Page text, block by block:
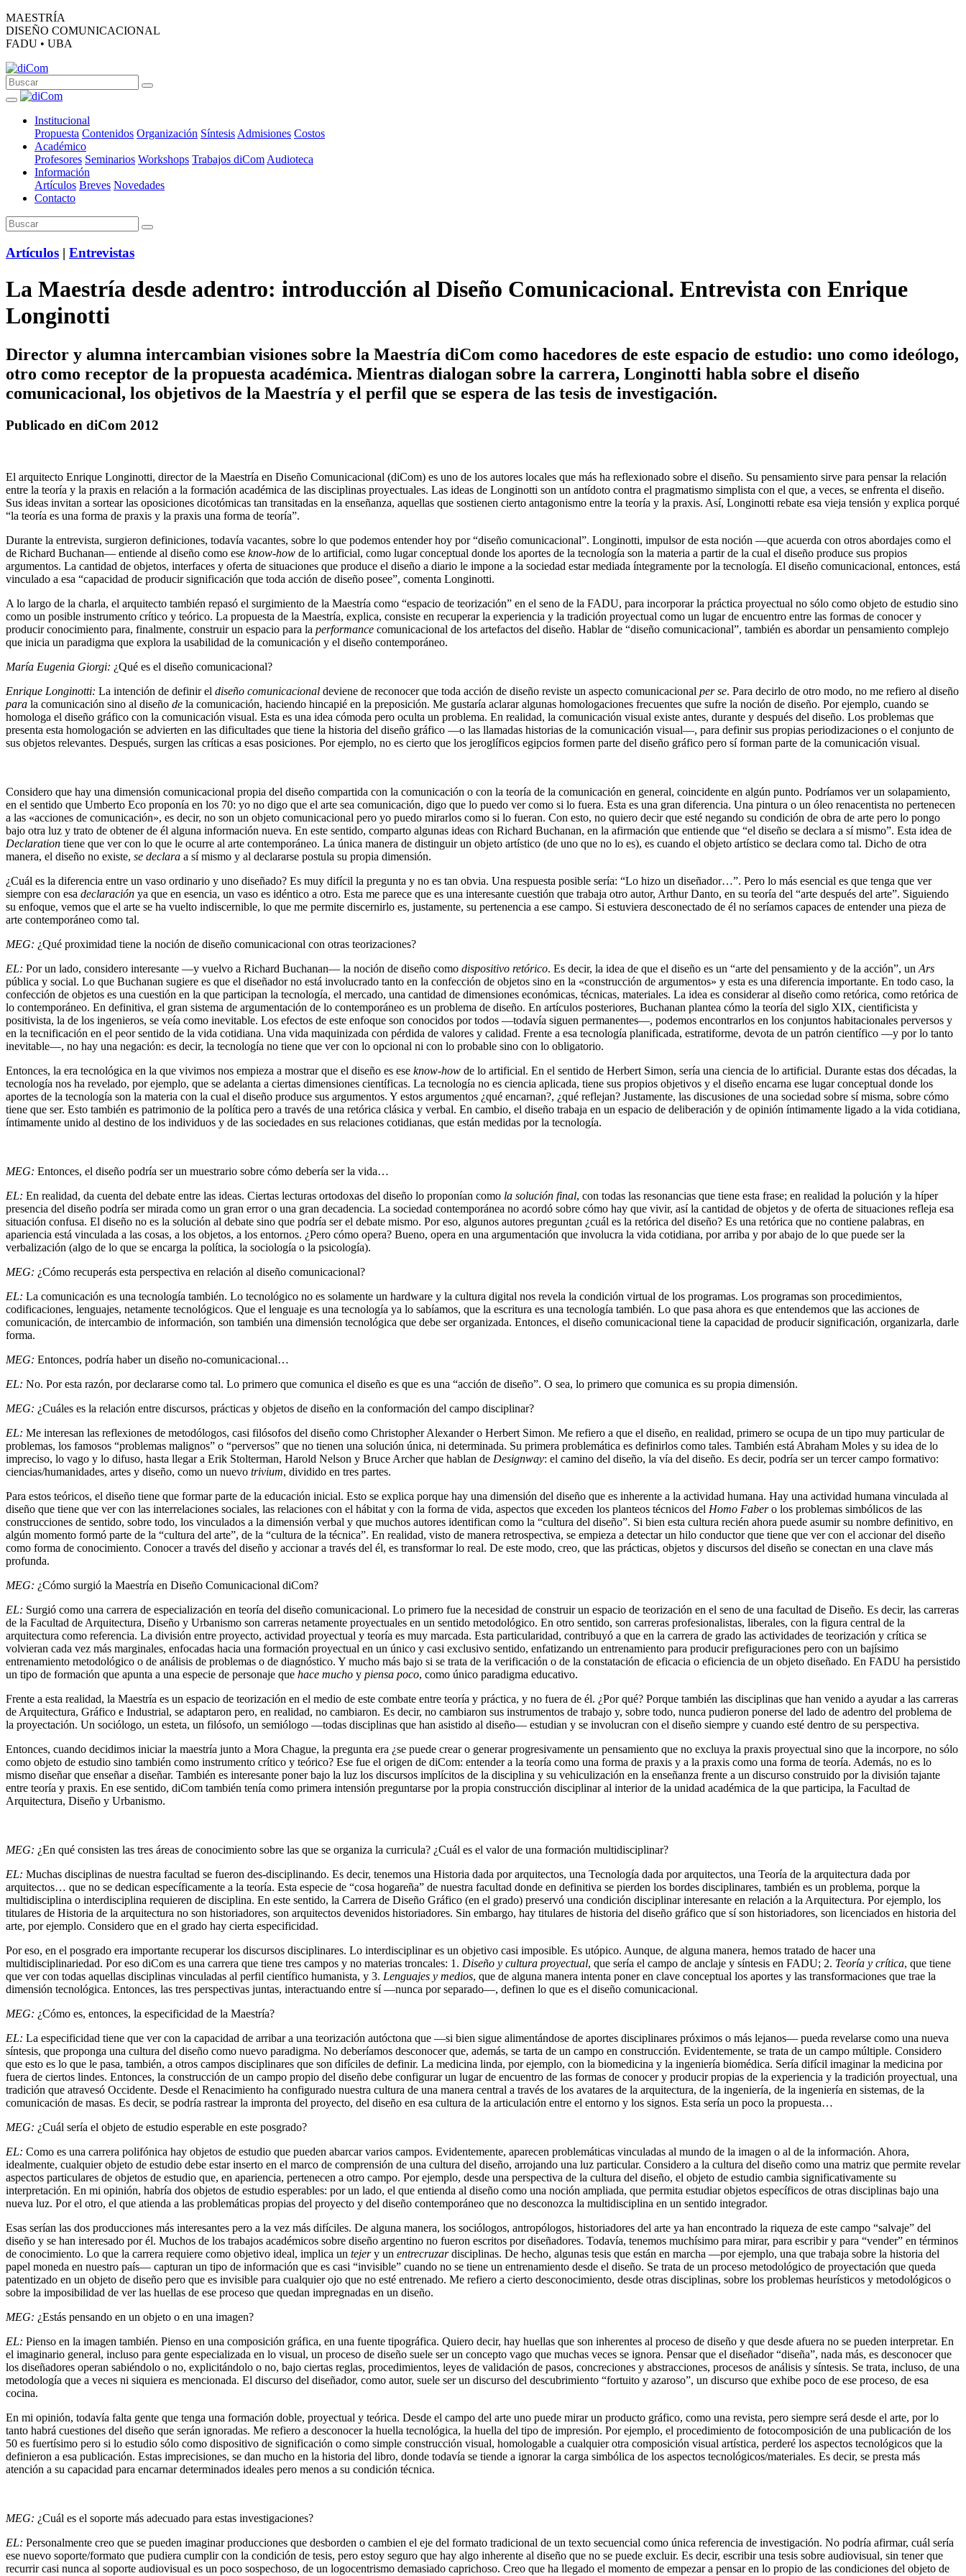
MAESTRÍA
DISEÑO COMUNICACIONAL
FADU • UBA
Institucional
Propuesta Contenidos Organización Síntesis Admisiones Costos
Académico
Profesores Seminarios Workshops Trabajos diCom Audioteca
Información
Artículos Breves Novedades
Contacto
Artículos | Entrevistas
La Maestría desde adentro: introducción al Diseño Comunicacional. Entrevista con Enrique
Longinotti
Director y alumna intercambian visiones sobre la Maestría diCom como hacedores de este espacio de estudio: uno como ideólogo,
otro como receptor de la propuesta académica. Mientras dialogan sobre la carrera, Longinotti habla sobre el diseño
comunicacional, los objetivos de la Maestría y el perfil que se espera de las tesis de investigación.
Publicado en diCom 2012
El arquitecto Enrique Longinotti, director de la Maestría en Diseño Comunicacional (diCom) es uno de los autores locales que más ha reflexionado sobre el diseño. Su pensamiento sirve para pensar la relación
entre la teoría y la praxis en relación a la formación académica de las disciplinas proyectuales. Las ideas de Longinotti son un antídoto contra el pragmatismo simplista con el que, a veces, se enfrenta el diseño.
Sus ideas invitan a sortear las oposiciones dicotómicas tan transitadas en la enseñanza, aquellas que sostienen cierto antagonismo entre la teoría y la praxis. Así, Longinotti rebate esa vieja tensión y explica porqué
“la teoría es una forma de praxis y la praxis una forma de teoría”.
Durante la entrevista, surgieron definiciones, todavía vacantes, sobre lo que podemos entender hoy por “diseño comunicacional”. Longinotti, impulsor de esta noción —que acuerda con otros abordajes como el
de Richard Buchanan— entiende al diseño como ese know-how de lo artificial, como lugar conceptual donde los aportes de la tecnología son la materia a partir de la cual el diseño produce sus propios
argumentos. La cantidad de objetos, interfaces y oferta de situaciones que produce el diseño a diario le impone a la sociedad estar mediada íntegramente por la tecnología. El diseño comunicacional, entonces, está
vinculado a esa “capacidad de producir significación que toda acción de diseño posee”, comenta Longinotti.
A lo largo de la charla, el arquitecto también repasó el surgimiento de la Maestría como “espacio de teorización” en el seno de la FADU, para incorporar la práctica proyectual no sólo como objeto de estudio sino
como un posible instrumento crítico y teórico. La propuesta de la Maestría, explica, consiste en recuperar la experiencia y la tradición proyectual como un lugar de encuentro entre las formas de conocer y
producir conocimiento para, finalmente, construir un espacio para la performance comunicacional de los artefactos del diseño. Hablar de “diseño comunicacional”, también es abordar un pensamiento complejo
que inicia un paradigma que explora la usabilidad de la comunicación y el diseño contemporáneo.
María Eugenia Giorgi: ¿Qué es el diseño comunicacional?
Enrique Longinotti: La intención de definir el diseño comunicacional deviene de reconocer que toda acción de diseño reviste un aspecto comunicacional per se. Para decirlo de otro modo, no me refiero al diseño
para la comunicación sino al diseño de la comunicación, haciendo hincapié en la preposición. Me gustaría aclarar algunas homologaciones frecuentes que sufre la noción de diseño. Por ejemplo, cuando se
homologa el diseño gráfico con la comunicación visual. Esta es una idea cómoda pero oculta un problema. En realidad, la comunicación visual existe antes, durante y después del diseño. Los problemas que
presenta esta homologación se advierten en las dificultades que tiene la historia del diseño gráfico —o las llamadas historias de la comunicación visual—, para definir sus propias periodizaciones o el conjunto de
sus objetos relevantes. Después, surgen las críticas a esas posiciones. Por ejemplo, no es cierto que los jeroglíficos egipcios formen parte del diseño gráfico pero sí forman parte de la comunicación visual.
Considero que hay una dimensión comunicacional propia del diseño compartida con la comunicación o con la teoría de la comunicación en general, coincidente en algún punto. Podríamos ver un solapamiento,
en el sentido que Umberto Eco proponía en los 70: yo no digo que el arte sea comunicación, digo que lo puedo ver como si lo fuera. Esta es una gran diferencia. Una pintura o un óleo renacentista no pertenecen
a las «acciones de comunicación», es decir, no son un objeto comunicacional pero yo puedo mirarlos como si lo fueran. Con esto, no quiero decir que esté negando su condición de obra de arte pero lo pongo
bajo otra luz y trato de obtener de él alguna información nueva. En este sentido, comparto algunas ideas con Richard Buchanan, en la afirmación que entiende que “el diseño se declara a sí mismo”. Esta idea de
Declaration tiene que ver con lo que le ocurre al arte contemporáneo. La única manera de distinguir un objeto artístico (de uno que no lo es), es cuando el objeto artístico se declara como tal. Dicho de otra
manera, el diseño no existe, se declara a sí mismo y al declararse postula su propia dimensión.
¿Cuál es la diferencia entre un vaso ordinario y uno diseñado? Es muy difícil la pregunta y no es tan obvia. Una respuesta posible sería: “Lo hizo un diseñador…”. Pero lo más esencial es que tenga que ver
siempre con esa declaración ya que en esencia, un vaso es idéntico a otro. Esta me parece que es una interesante cuestión que trabaja otro autor, Arthur Danto, en su teoría del “arte después del arte”. Siguiendo
su enfoque, vemos que el arte se ha vuelto indiscernible, lo que me permite discernirlo es, justamente, su pertenencia a ese campo. Si estuviera desconectado de él no seríamos capaces de entender una pieza de
arte contemporáneo como tal.
MEG: ¿Qué proximidad tiene la noción de diseño comunicacional con otras teorizaciones?
EL: Por un lado, considero interesante —y vuelvo a Richard Buchanan— la noción de diseño como dispositivo retórico. Es decir, la idea de que el diseño es un “arte del pensamiento y de la acción”, un Ars
pública y social. Lo que Buchanan sugiere es que el diseñador no está involucrado tanto en la confección de objetos sino en la «construcción de argumentos» y esta es una diferencia importante. En todo caso, la
confección de objetos es una cuestión en la que participan la tecnología, el mercado, una cantidad de dimensiones económicas, técnicas, materiales. La idea es considerar al diseño como retórica, como retórica de
lo contemporáneo. En definitiva, el gran sistema de argumentación de lo contemporáneo es un problema de diseño. En artículos posteriores, Buchanan plantea cómo la teoría del siglo XIX, cientificista y
positivista, la de los ingenieros, se veía como inevitable. Los efectos de este enfoque son conocidos por todos —todavía siguen permanentes—, podemos encontrarlos en los conjuntos habitacionales perversos y
en la tecnificación en el peor sentido de la vida cotidiana. Una vida maquinizada con pérdida de valores y calidad. Frente a esa tecnología planificada, estratiforme, devota de un patrón científico —y por lo tanto
inevitable—, no hay una negación: es decir, la tecnología no tiene que ver con lo opcional ni con lo probable sino con lo obligatorio.
Entonces, la era tecnológica en la que vivimos nos empieza a mostrar que el diseño es ese know-how de lo artificial. En el sentido de Herbert Simon, sería una ciencia de lo artificial. Durante estas dos décadas, la
tecnología nos ha revelado, por ejemplo, que se adelanta a ciertas dimensiones científicas. La tecnología no es ciencia aplicada, tiene sus propios objetivos y el diseño encarna ese lugar conceptual donde los
aportes de la tecnología son la materia con la cual el diseño produce sus argumentos. Y estos argumentos ¿qué encarnan?, ¿qué reflejan? Justamente, las discusiones de una sociedad sobre sí misma, sobre cómo
tiene que ser. Esto también es patrimonio de la política pero a través de una retórica clásica y verbal. En cambio, el diseño trabaja en un espacio de deliberación y de opinión íntimamente ligado a la vida cotidiana,
íntimamente unido al destino de los individuos y de las sociedades en sus relaciones cotidianas, que están medidas por la tecnología.
MEG: Entonces, el diseño podría ser un muestrario sobre cómo debería ser la vida…
EL: En realidad, da cuenta del debate entre las ideas. Ciertas lecturas ortodoxas del diseño lo proponían como la solución final, con todas las resonancias que tiene esta frase; en realidad la polución y la híper
presencia del diseño podría ser mirada como un gran error o una gran decadencia. La sociedad contemporánea no acordó sobre cómo hay que vivir, así la cantidad de objetos y de oferta de situaciones refleja esa
situación confusa. El diseño no es la solución al debate sino que podría ser el debate mismo. Por eso, algunos autores preguntan ¿cuál es la retórica del diseño? Es una retórica que no contiene palabras, en
apariencia está vinculada a las cosas, a los objetos, a los entornos. ¿Pero cómo opera? Bueno, opera en una argumentación que involucra la vida cotidiana, por arriba y por abajo de lo que puede ser la
verbalización (algo de lo que se encarga la política, la sociología o la psicología).
MEG: ¿Cómo recuperás esta perspectiva en relación al diseño comunicacional?
EL: La comunicación es una tecnología también. Lo tecnológico no es solamente un hardware y la cultura digital nos revela la condición virtual de los programas. Los programas son procedimientos,
codificaciones, lenguajes, netamente tecnológicos. Que el lenguaje es una tecnología ya lo sabíamos, que la escritura es una tecnología también. Lo que pasa ahora es que entendemos que las acciones de
comunicación, de intercambio de información, son también una dimensión tecnológica que debe ser organizada. Entonces, el diseño comunicacional tiene la capacidad de producir significación, organizarla, darle
forma.
MEG: Entonces, podría haber un diseño no-comunicacional…
EL: No. Por esta razón, por declararse como tal. Lo primero que comunica el diseño es que es una “acción de diseño”. O sea, lo primero que comunica es su propia dimensión.
MEG: ¿Cuáles es la relación entre discursos, prácticas y objetos de diseño en la conformación del campo disciplinar?
EL: Me interesan las reflexiones de metodólogos, casi filósofos del diseño como Christopher Alexander o Herbert Simon. Me refiero a que el diseño, en realidad, primero se ocupa de un tipo muy particular de
problemas, los famosos “problemas malignos” o “perversos” que no tienen una solución única, ni determinada. Su primera problemática es definirlos como tales. También está Abraham Moles y su idea de lo
impreciso, lo vago y lo difuso, hasta llegar a Erik Stolterman, Harold Nelson y Bruce Archer que hablan de Designway: el camino del diseño, la vía del diseño. Es decir, podría ser un tercer campo formativo:
ciencias/humanidades, artes y diseño, como un nuevo trivium, dividido en tres partes.
Para estos teóricos, el diseño tiene que formar parte de la educación inicial. Esto se explica porque hay una dimensión del diseño que es inherente a la actividad humana. Hay una actividad humana vinculada al
diseño que tiene que ver con las interrelaciones sociales, las relaciones con el hábitat y con la forma de vida, aspectos que exceden los planteos técnicos del Homo Fabero los problemas simbólicos de las
construcciones de sentido, sobre todo, los vinculados a la dimensión verbal y que muchos autores identifican como la “cultura del diseño”. Si bien esta cultura recién ahora puede asumir su nombre definitivo, en
algún momento formó parte de la “cultura del arte”, de la “cultura de la técnica”. En realidad, visto de manera retrospectiva, se empieza a detectar un hilo conductor que tiene que ver con el accionar del diseño
como forma de conocimiento. Conocer a través del diseño y accionar a través del él, es transformar lo real. De este modo, creo, que las prácticas, objetos y discursos del diseño se conectan en una clave más
profunda.
MEG: ¿Cómo surgió la Maestría en Diseño Comunicacional diCom?
EL: Surgió como una carrera de especialización en teoría del diseño comunicacional. Lo primero fue la necesidad de construir un espacio de teorización en el seno de una facultad de Diseño. Es decir, las carreras
de la Facultad de Arquitectura, Diseño y Urbanismo son carreras netamente proyectuales en un sentido metodológico. En otro sentido, son carreras profesionalistas, liberales, con la figura central de la
arquitectura como referencia. La división entre proyecto, actividad proyectual y teoría es muy marcada. Esta particularidad, contribuyó a que en la carrera de grado las actividades de teorización y crítica se
volvieran cada vez más marginales, enfocadas hacia una formación proyectual en un único y casi exclusivo sentido, enfatizando un entrenamiento para producir prefiguraciones pero con un bajísimo
entrenamiento metodológico o de análisis de problemas o de diagnóstico. Y mucho más bajo si se trata de la verificación o de la constatación de eficacia o eficiencia de un objeto diseñado. En FADU ha persistido
un tipo de formación que apunta a una especie de personaje que hace mucho y piensa poco, como único paradigma educativo.
Frente a esta realidad, la Maestría es un espacio de teorización en el medio de este combate entre teoría y práctica, y no fuera de él. ¿Por qué? Porque también las disciplinas que han venido a ayudar a las carreras
de Arquitectura, Gráfico e Industrial, se adaptaron pero, en realidad, no cambiaron. Es decir, no cambiaron sus instrumentos de trabajo y, sobre todo, nunca pudieron ponerse del lado de adentro del problema de
la proyectación. Un sociólogo, un esteta, un filósofo, un semiólogo —todas disciplinas que han asistido al diseño— estudian y se involucran con el diseño siempre y cuando esté dentro de su perspectiva.
Entonces, cuando decidimos iniciar la maestría junto a Mora Chague, la pregunta era ¿se puede crear o generar progresivamente un pensamiento que no excluya la praxis proyectual sino que la incorpore, no sólo
como objeto de estudio sino también como instrumento crítico y teórico? Ese fue el origen de diCom: entender a la teoría como una forma de praxis y a la praxis como una forma de teoría. Además, no es lo
mismo diseñar que enseñar a diseñar. También es interesante poner bajo la luz los discursos implícitos de la disciplina y su vehiculización en la enseñanza frente a un discurso construido por la división tajante
entre teoría y praxis. En ese sentido, diCom también tenía como primera intensión preguntarse por la propia construcción disciplinar al interior de la unidad académica de la que participa, la Facultad de
Arquitectura, Diseño y Urbanismo.
MEG: ¿En qué consisten las tres áreas de conocimiento sobre las que se organiza la curricula? ¿Cuál es el valor de una formación multidisciplinar?
EL: Muchas disciplinas de nuestra facultad se fueron des-disciplinando. Es decir, tenemos una Historia dada por arquitectos, una Tecnología dada por arquitectos, una Teoría de la arquitectura dada por
arquitectos… que no se dedican específicamente a la teoría. Esta especie de “cosa hogareña” de nuestra facultad donde en definitiva se pierden los bordes disciplinares, también es un problema, porque la
multidisciplina o interdisciplina requieren de disciplina. En este sentido, la Carrera de Diseño Gráfico (en el grado) preservó una condición disciplinar interesante en relación a la Arquitectura. Por ejemplo, los
titulares de Historia de la arquitectura no son historiadores, son arquitectos devenidos historiadores. Sin embargo, hay titulares de historia del diseño gráfico que sí son historiadores, son licenciados en historia del
arte, por ejemplo. Considero que en el grado hay cierta especificidad.
Por eso, en el posgrado era importante recuperar los discursos disciplinares. Lo interdisciplinar es un objetivo casi imposible. Es utópico. Aunque, de alguna manera, hemos tratado de hacer una
multidisciplinariedad. Por eso diCom es una carrera que tiene tres campos y no materias troncales: 1. Diseño y cultura proyectual, que sería el campo de anclaje y síntesis en FADU; 2. Teoría y crítica, que tiene
que ver con todas aquellas disciplinas vinculadas al perfil científico humanista, y 3. Lenguajes y medios, que de alguna manera intenta poner en clave conceptual los aportes y las transformaciones que trae la
dimensión tecnológica. Entonces, las tres perspectivas juntas, interactuando entre sí —nunca por separado—, definen lo que es el diseño comunicacional.
MEG: ¿Cómo es, entonces, la especificidad de la Maestría?
EL: La especificidad tiene que ver con la capacidad de arribar a una teorización autóctona que —si bien sigue alimentándose de aportes disciplinares próximos o más lejanos— pueda revelarse como una nueva
síntesis, que proponga una cultura del diseño como nuevo paradigma. No deberíamos desconocer que, además, se tarta de un campo en construcción. Evidentemente, se trata de un campo múltiple. Considero
que esto es lo que le pasa, también, a otros campos disciplinares que son difíciles de definir. La medicina linda, por ejemplo, con la biomedicina y la ingeniería biomédica. Sería difícil imaginar la medicina por
fuera de ciertos lindes. Entonces, la construcción de un campo propio del diseño debe configurar un lugar de encuentro de las formas de conocer y producir propias de la experiencia y la tradición proyectual, una
tradición que atravesó Occidente. Desde el Renacimiento ha configurado nuestra cultura de una manera central a través de los avatares de la arquitectura, de la ingeniería, de la ingeniería en sistemas, de la
comunicación de masas. Es decir, se podría rastrear la impronta del proyecto, del diseño en esa cultura de la articulación entre el entorno y los signos. Esta sería un poco la propuesta…
MEG: ¿Cuál sería el objeto de estudio esperable en este posgrado?
EL: Como es una carrera polifónica hay objetos de estudio que pueden abarcar varios campos. Evidentemente, aparecen problemáticas vinculadas al mundo de la imagen o al de la información. Ahora,
idealmente, cualquier objeto de estudio debe estar inserto en el marco de comprensión de una cultura del diseño, arrojando una luz particular. Considero a la cultura del diseño como una matriz que permite revelar
aspectos particulares de objetos de estudio que, en apariencia, pertenecen a otro campo. Por ejemplo, desde una perspectiva de la cultura del diseño, el objeto de estudio cambia significativamente su
interpretación. En mi opinión, habría dos objetos de estudio esperables: por un lado, el que entienda al diseño como una noción ampliada, que permita estudiar objetos específicos de otras disciplinas bajo una
nueva luz. Por el otro, el que atienda a las problemáticas propias del proyecto y del diseño contemporáneo que no desconozca la multidisciplina en un sentido integrador.
Esas serían las dos producciones más interesantes pero a la vez más difíciles. De alguna manera, los sociólogos, antropólogos, historiadores del arte ya han encontrado la riqueza de este campo “salvaje” del
diseño y se han interesado por él. Muchos de los trabajos académicos sobre diseño argentino no fueron escritos por diseñadores. Todavía, tenemos muchísimo para mirar, para escribir y para “vender” en términos
de conocimiento. Lo que la carrera requiere como objetivo ideal, implica un tejery un entrecruzardisciplinas. De hecho, algunas tesis que están en marcha —por ejemplo, una que trabaja sobre la historia del
papel moneda en nuestro país— capturan un tipo de información que es casi “invisible” cuando no se tiene un entrenamiento desde el diseño. Se trata de un proceso metodológico de proyectación que queda
patentizado en un objeto de diseño pero que es invisible para cualquier ojo que no esté entrenado. Me refiero a cierto desconocimiento, desde otras disciplinas, sobre los problemas heurísticos y metodológicos o
sobre la imposibilidad de ver las huellas de ese proceso que quedan impregnadas en un diseño.
MEG: ¿Estás pensando en un objeto o en una imagen?
EL: Pienso en la imagen también. Pienso en una composición gráfica, en una fuente tipográfica. Quiero decir, hay huellas que son inherentes al proceso de diseño y que desde afuera no se pueden interpretar. En
el imaginario general, incluso para gente especializada en lo visual, un proceso de diseño suele ser un concepto vago que muchas veces se ignora. Pensar que el diseñador “diseña”, nada más, es desconocer que
los diseñadores operan sabiéndolo o no, explicitándolo o no, bajo ciertas reglas, procedimientos, leyes de validación de pasos, concreciones y abstracciones, procesos de análisis y síntesis. Se trata, incluso, de una
metodología que a veces ni siquiera es mencionada. El discurso del diseñador, como autor, suele ser un discurso del descubrimiento “fortuito y azaroso”, un discurso que exhibe poco de ese proceso, de esa
cocina.
En mi opinión, todavía falta gente que tenga una formación doble, proyectual y teórica. Desde el campo del arte uno puede mirar un producto gráfico, como una revista, pero siempre será desde el arte, por lo
tanto habrá cuestiones del diseño que serán ignoradas. Me refiero a desconocer la huella tecnológica, la huella del tipo de impresión. Por ejemplo, el procedimiento de fotocomposición de una publicación de los
50 es fuertísimo pero si lo estudio sólo como dispositivo de significación o como simple construcción visual, homologable a cualquier otra composición visual artística, perderé los aspectos tecnológicos que la
definieron a esa publicación. Estas imprecisiones, se dan mucho en la historia del libro, donde todavía se tiende a ignorar la carga simbólica de los aspectos tecnológicos/materiales. Es decir, se presta más
atención a su capacidad para encarnar determinados ideales pero menos a su condición técnica.
MEG: ¿Cuál es el soporte más adecuado para estas investigaciones?
EL: Personalmente creo que se pueden imaginar producciones que desborden o cambien el eje del formato tradicional de un texto secuencial como única referencia de investigación. No podría afirmar, cuál sería
ese nuevo soporte/formato que pudiera cumplir con la condición de tesis, pero estoy seguro que hay algo inherente al diseño que no se puede excluir. Es decir, escribir una tesis sobre audiovisual, sin tener que
recurrir casi nunca al soporte audiovisual es un poco sospechoso, de un logocentrismo demasiado caprichoso. Creo que ha llegado el momento de empezar a pensar en lo propio de las condiciones del objeto de